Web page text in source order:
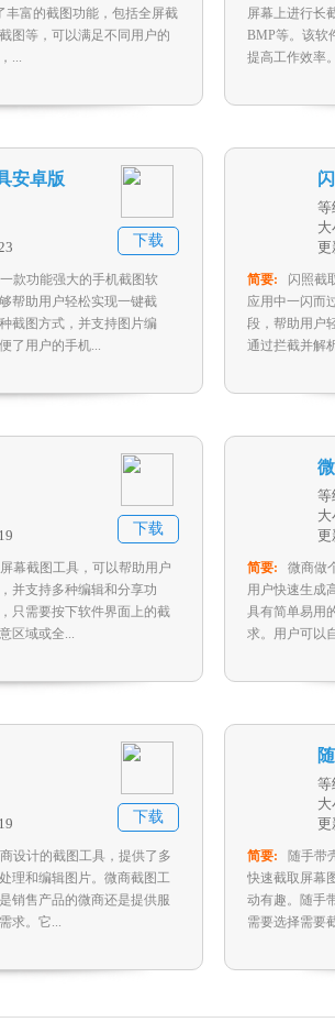
丰富的截图功能，包括全屏截
图等，可以满足不同用户的
...
屏幕上进行长
BMP等。该软
提高工作效率
安卓版
下载
款功能强大的手机截图软
帮助用户轻松实现一键截
截图方式，并支持图片编
了用户的手机...
等
大
更
简要:
闪照截
应用中一闪而
段，帮助用户
通过拦截并解
下载
幕截图工具，可以帮助用户
并支持多种编辑和分享功
只需要按下软件界面上的截
区域或全...
等
大
更
简要:
微商做
用户快速生成
具有简单易用
求。用户可以
下载
设计的截图工具，提供了多
理和编辑图片。微商截图工
销售产品的微商还是提供服
求。它...
等
大
更
简要:
随手带
快速截取屏幕
动有趣。随手
需要选择需要